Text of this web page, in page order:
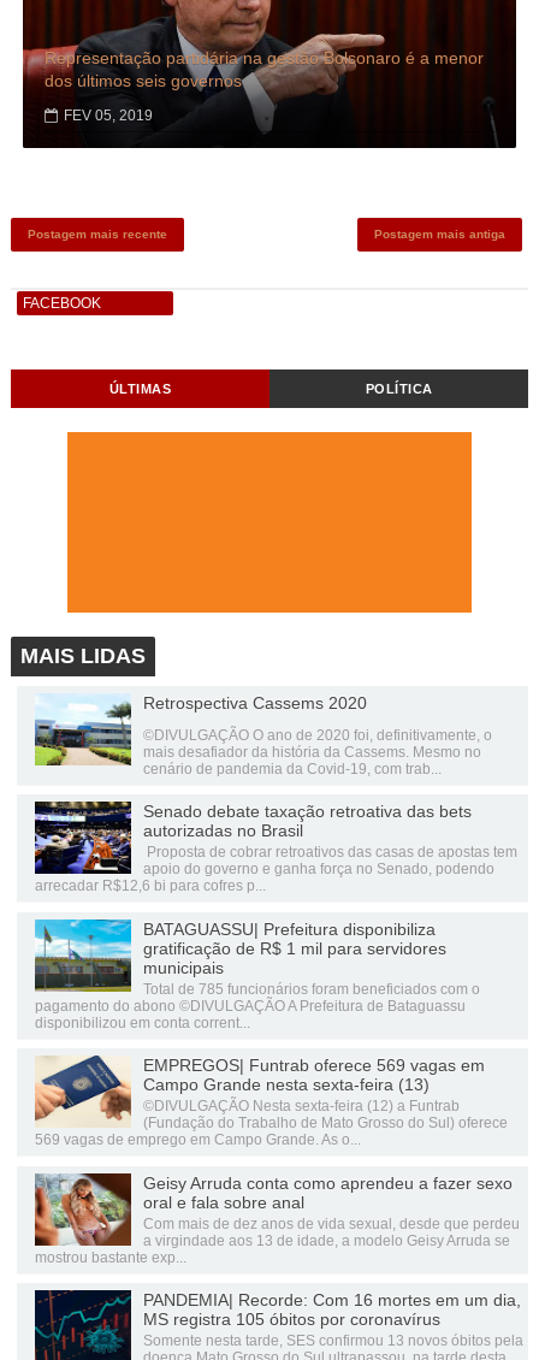
Representação partidária na gestão Bolsonaro é a menor
dos últimos seis governos
FEV 05, 2019
Postagem mais recente Postagem mais antiga
FACEBOOK
ÚLTIMAS POLÍTICA
MAIS LIDAS
Retrospectiva Cassems 2020
©DIVULGAÇÃO O ano de 2020 foi, definitivamente, o
mais desafiador da história da Cassems. Mesmo no
cenário de pandemia da Covid-19, com trab...
Senado debate taxação retroativa das bets
autorizadas no Brasil
Proposta de cobrar retroativos das casas de apostas tem
apoio do governo e ganha força no Senado, podendo
arrecadar R$12,6 bi para cofres p...
BATAGUASSU| Prefeitura disponibiliza
gratificação de R$ 1 mil para servidores
municipais
Total de 785 funcionários foram beneficiados com o
pagamento do abono ©DIVULGAÇÃO A Prefeitura de Bataguassu
disponibilizou em conta corrent...
EMPREGOS| Funtrab oferece 569 vagas em
Campo Grande nesta sexta-feira (13)
©DIVULGAÇÃO Nesta sexta-feira (12) a Funtrab
(Fundação do Trabalho de Mato Grosso do Sul) oferece
569 vagas de emprego em Campo Grande. As o...
Geisy Arruda conta como aprendeu a fazer sexo
oral e fala sobre anal
Com mais de dez anos de vida sexual, desde que perdeu
a virgindade aos 13 de idade, a modelo Geisy Arruda se
mostrou bastante exp...
PANDEMIA| Recorde: Com 16 mortes em um dia,
MS registra 105 óbitos por coronavírus
Somente nesta tarde, SES confirmou 13 novos óbitos pela